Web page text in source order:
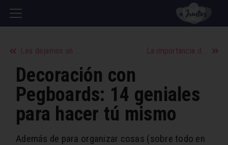
Les dejamos un rissoto para 4… La importancia de una buena limpieza facial
Decoración con
Pegboards: 14 geniales
para hacer tú mismo
Además de para organizar cosas (sobre todo en